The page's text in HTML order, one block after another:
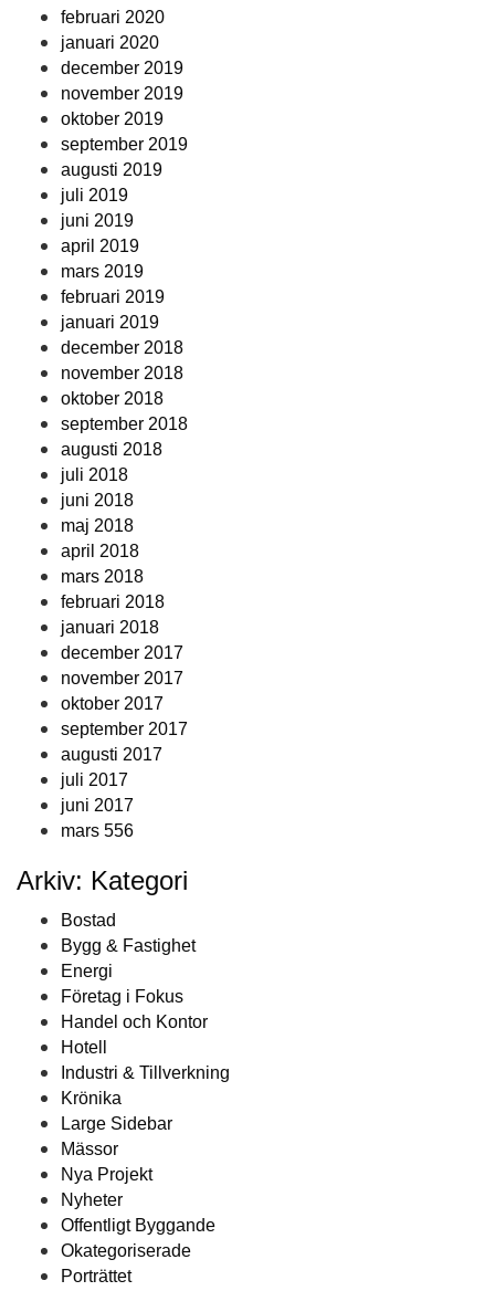
februari 2020
januari 2020
december 2019
november 2019
oktober 2019
september 2019
augusti 2019
juli 2019
juni 2019
april 2019
mars 2019
februari 2019
januari 2019
december 2018
november 2018
oktober 2018
september 2018
augusti 2018
juli 2018
juni 2018
maj 2018
april 2018
mars 2018
februari 2018
januari 2018
december 2017
november 2017
oktober 2017
september 2017
augusti 2017
juli 2017
juni 2017
mars 556
Arkiv: Kategori
Bostad
Bygg & Fastighet
Energi
Företag i Fokus
Handel och Kontor
Hotell
Industri & Tillverkning
Krönika
Large Sidebar
Mässor
Nya Projekt
Nyheter
Offentligt Byggande
Okategoriserade
Porträttet